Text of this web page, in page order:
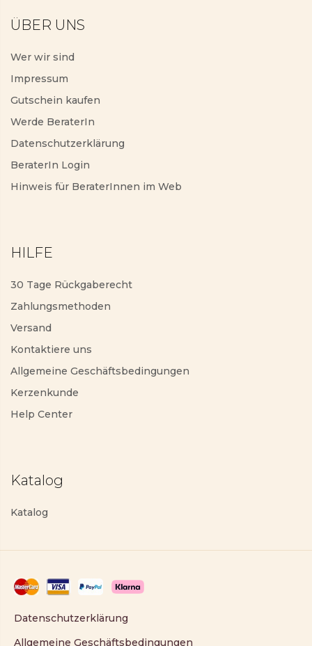
ÜBER UNS
Wer wir sind
Impressum
Gutschein kaufen
Werde BeraterIn
Datenschutzerklärung
BeraterIn Login
Hinweis für BeraterInnen im Web
HILFE
30 Tage Rückgaberecht
Zahlungsmethoden
Versand
Kontaktiere uns
Allgemeine Geschäftsbedingungen
Kerzenkunde
Help Center
Katalog
Katalog
Datenschutzerklärung
Allgemeine Geschäftsbedingungen